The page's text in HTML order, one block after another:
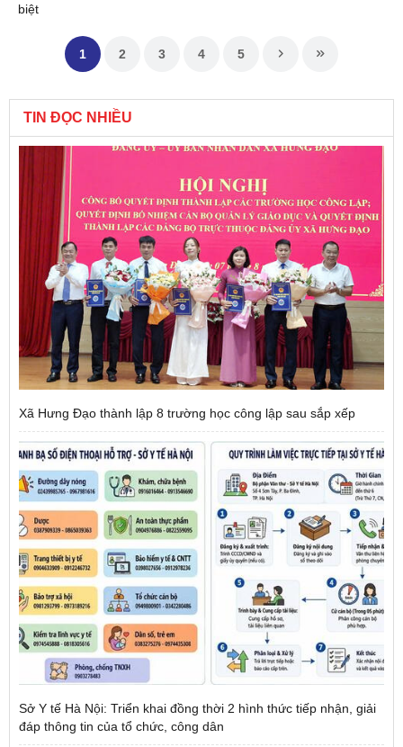
biệt
1 2 3 4 5
TIN ĐỌC NHIỀU
Xã Hưng Đạo thành lập 8 trường học công lập sau sắp xếp
Sở Y tế Hà Nội: Triển khai đồng thời 2 hình thức tiếp nhận, giải
đáp thông tin của tổ chức, công dân